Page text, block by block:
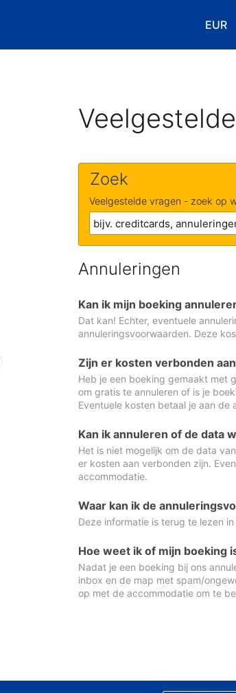
EUR
Zoek
Veelgestelde vragen - zoek op
Annuleringen
Kan ik mijn boeking
Dat kan! Echter, eventuele
annuleringsvoorwaarden. Deze
Zijn er kosten verbonden
Heb je een boeking gemaakt met
om gratis te annuleren of is je
Eventuele kosten betaal je aan de
Kan ik annuleren of de data
Het is niet mogelijk om de data
er kosten aan verbonden zijn.
accommodatie.
Waar kan ik de
Deze informatie is terug te lezen
Hoe weet ik of mijn boeking
Nadat je een boeking bij ons
inbox en de map met spam/
op met de accommodatie om te